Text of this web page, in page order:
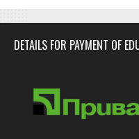
DETAILS FOR PAYMENT OF